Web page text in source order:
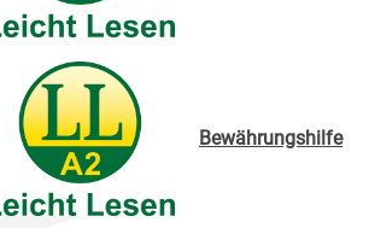
Bewährungshilfe